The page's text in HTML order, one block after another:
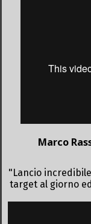
Marco
"Lancio
target al giorno